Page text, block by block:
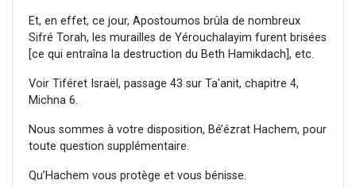
Et, en effet, ce jour, Apostoumos brûla de nombreux
Sifré Torah, les murailles de Yérouchalayim furent brisées
[ce qui entraîna la destruction du Beth Hamikdach], etc.
Voir Tiféret Israël, passage 43 sur Ta'anit, chapitre 4,
Michna 6.
Nous sommes à votre disposition, Bé’ézrat Hachem, pour
toute question supplémentaire.
Qu’Hachem vous protège et vous bénisse.